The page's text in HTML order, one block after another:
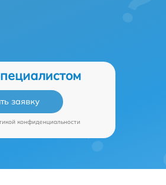
заявку
конфиденциальности